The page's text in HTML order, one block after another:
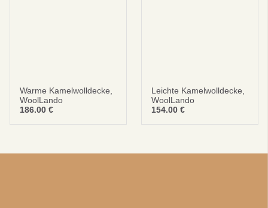
Warme Kamelwolldecke,
WoolLando
186.00 €
Leichte Kamelwolldecke,
WoolLando
154.00 €